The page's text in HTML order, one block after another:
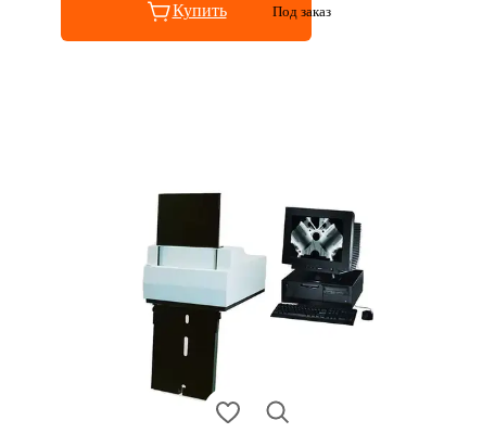
Купить Под заказ